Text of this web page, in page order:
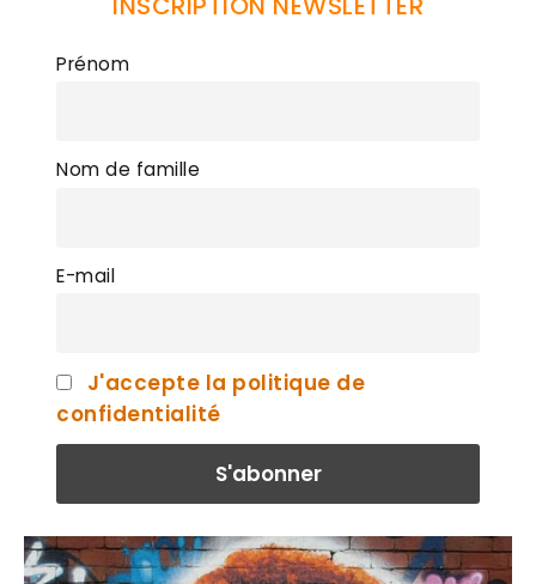
Prénom
Nom de famille
E-mail
J'accepte la politique de
confidentialité